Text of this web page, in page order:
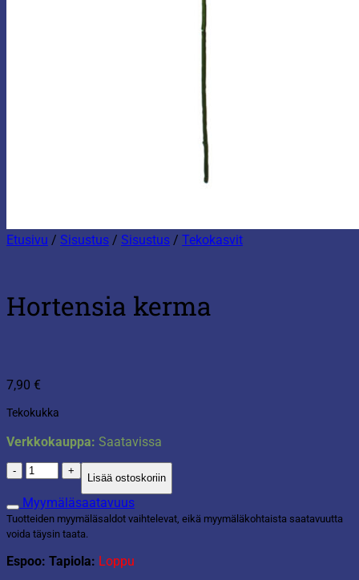
Etusivu / Sisustus / Sisustus / Tekokasvit
Hortensia kerma
7,90 €
Tekokukka
Verkkokauppa: Saatavissa
Hortensia
kerma
määrä
Lisää ostoskoriin
Myymäläsaatavuus
Tuotteiden myymäläsaldot vaihtelevat, eikä myymäläkohtaista saatavuutta
voida täysin taata.
Espoo: Tapiola: Loppu